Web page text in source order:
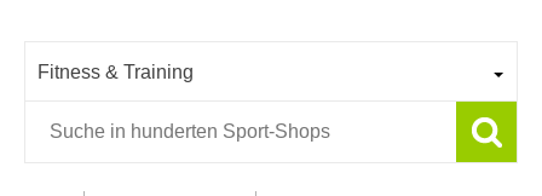
Fitness & Training